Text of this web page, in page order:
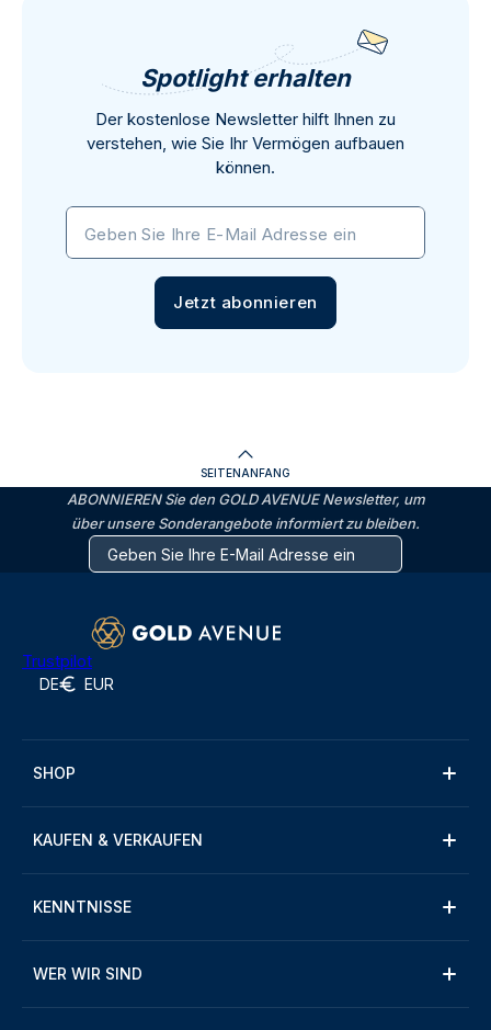
Spotlight erhalten
Der kostenlose Newsletter hilft Ihnen zu
verstehen, wie Sie Ihr Vermögen aufbauen
können.
Geben Sie Ihre E-Mail Adresse ein
Jetzt abonnieren
SEITENANFANG
ABONNIEREN Sie den GOLD AVENUE Newsletter, um
über unsere Sonderangebote informiert zu bleiben.
Trustpilot
DE EUR
SHOP
KAUFEN & VERKAUFEN
KENNTNISSE
WER WIR SIND